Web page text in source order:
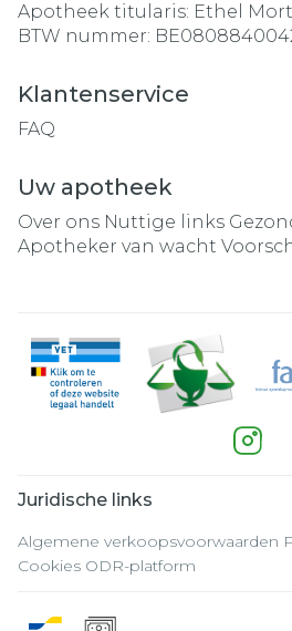
Apotheek titularis: Ethel
BTW nummer:
Klantenservice
FAQ
Uw apotheek
Over ons Nuttige links
Apotheker van wacht
Juridische links
Algemene verkoopsvoorwaarden
Cookies ODR-platform